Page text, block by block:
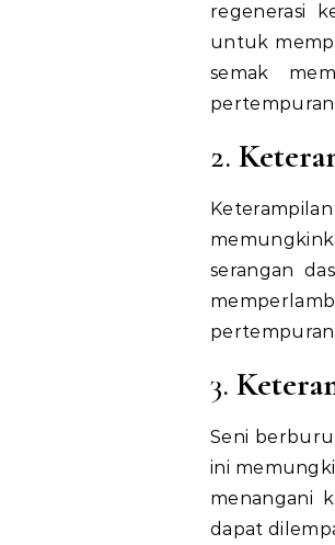
regenerasi
untuk
semak
pertempuran
2.
serangan
3.
Seni
ini
menangani
dapat